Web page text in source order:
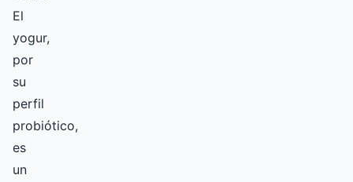
El
yogur,
por
su
perfil
probiótico,
es
un